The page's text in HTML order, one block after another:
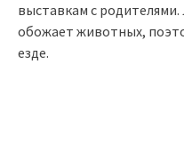
выставкам с родителями.
обожает животных,
езде.